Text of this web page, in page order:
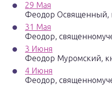
29 Мая
Феодор Освященный,
31 Мая
Феодор,
3 Июня
Феодор Муромский,
4 Июня
Феодор,